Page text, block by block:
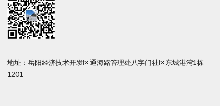
地址：岳阳经济技术开发区通海路管理处八字门社区东城港湾1栋
1201